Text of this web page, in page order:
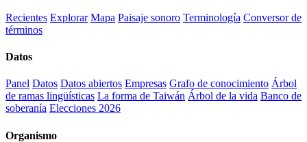
Recientes Explorar Mapa Paisaje sonoro Terminología Conversor de
términos
Datos
Panel Datos Datos abiertos Empresas Grafo de conocimiento Árbol
de ramas lingüísticas La forma de Taiwán Árbol de la vida Banco de
soberanía Elecciones 2026
Organismo